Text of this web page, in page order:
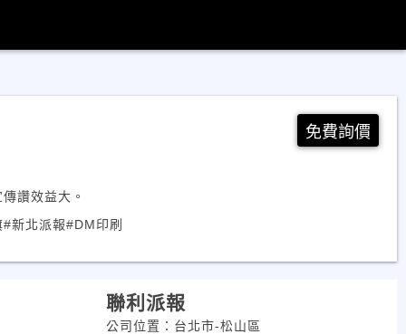
免費詢價
讚效益大。
#新北派報#DM印刷
聯利派報
公司位置：台北市-松山區